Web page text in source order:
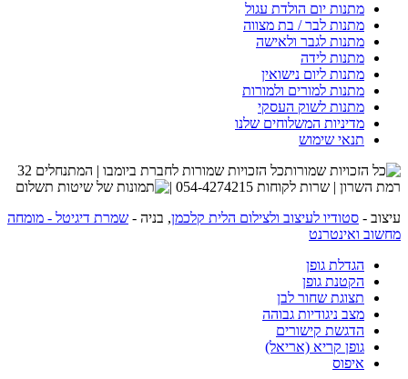
מתנות יום הולדת עגול
מתנות לבר / בת מצווה
מתנות לגבר ולאישה
מתנות לידה
מתנות ליום נישואין
מתנות למורים ולמורות
מתנות לשוק העסקי
מדיניות המשלוחים שלנו
תנאי שימוש
כל הזכויות שמורות לחברת ביומבו | המתנחלים 32
רמת השרון | שרות לקוחות 054-4274215 |
עיצוב - סטודיו לעיצוב ולצילום הלית קלכמן, בניה - שמרת דיגיטל - מומחה
מחשוב ואינטרנט
הגדלת גופן
הקטנת גופן
תצוגת שחור לבן
מצב ניגודיות גבוהה
הדגשת קישורים
גופן קריא (אריאל)
איפוס